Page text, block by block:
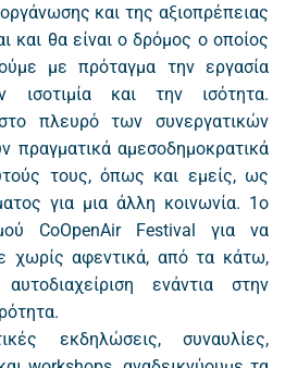
και της αξιοπρέπειας
και θα είναι ο δρόμος ο οποίος
με πρόταγμα την εργασία
ισοτιμία και την ισότητα.
πλευρό των συνεργατικών
πραγματικά αμεσοδημοκρατικά
τους, όπως και εμείς, ως
για μια άλλη κοινωνία. 1ο
CoOpenAir Festival για να
χωρίς αφεντικά, από τα κάτω,
ενάντια στην
εκδηλώσεις, συναυλίες,